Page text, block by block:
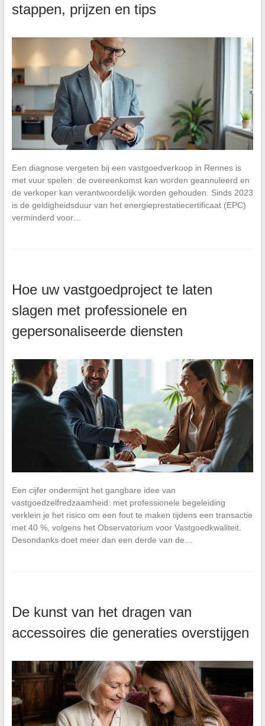
stappen, prijzen en tips
Een diagnose vergeten bij een vastgoedverkoop in Rennes is
met vuur spelen: de overeenkomst kan worden geannuleerd en
de verkoper kan verantwoordelijk worden gehouden. Sinds 2023
is de geldigheidsduur van het energieprestatiecertificaat (EPC)
verminderd voor…
Hoe uw vastgoedproject te laten
slagen met professionele en
gepersonaliseerde diensten
Een cijfer ondermijnt het gangbare idee van
vastgoedzelfredzaamheid: met professionele begeleiding
verklein je het risico om een fout te maken tijdens een transactie
met 40 %, volgens het Observatorium voor Vastgoedkwaliteit.
Desondanks doet meer dan een derde van de…
De kunst van het dragen van
accessoires die generaties overstijgen